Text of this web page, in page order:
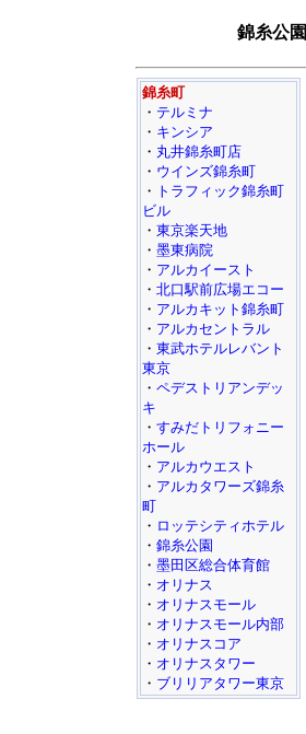
錦糸公園
錦糸町
・ テルミナ
・ キンシア
・ 丸井錦糸町店
・ ウインズ錦糸町
・ トラフィック錦糸町
ビル
・ 東京楽天地
・ 墨東病院
・ アルカイースト
・ 北口駅前広場エコー
・ アルカキット錦糸町
・ アルカセントラル
・ 東武ホテルレバント
東京
・ ペデストリアンデッ
キ
・ すみだトリフォニー
ホール
・ アルカウエスト
・ アルカタワーズ錦糸
町
・ ロッテシティホテル
・ 錦糸公園
・ 墨田区総合体育館
・ オリナス
・ オリナスモール
・ オリナスモール内部
・ オリナスコア
・ オリナスタワー
・ ブリリアタワー東京